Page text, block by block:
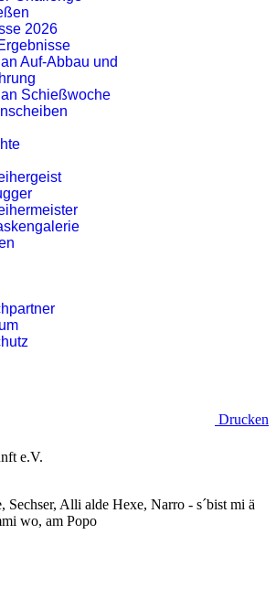
2026
Auf-Abbau und
Schießwoche
Drucken
e.V.
Sechser, Alli alde Hexe, Narro - s´bist mi ä
wo, am Popo